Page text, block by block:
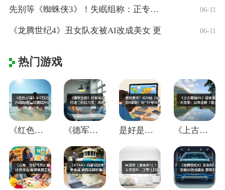
先别等《蜘蛛侠3》！失眠组称：正专注打造 06-11
《龙腾世纪4》丑女队友被AI改成美女 更 06-11
热门游戏
《红色沙漠》于CES2026现场官宣将登 《德军总部》开发商正打造“彩虹六号”风格 是好是坏？IGN给《仙剑4重制》贴"33 《上古卷轴OL》迎来重大变革：公布全新「